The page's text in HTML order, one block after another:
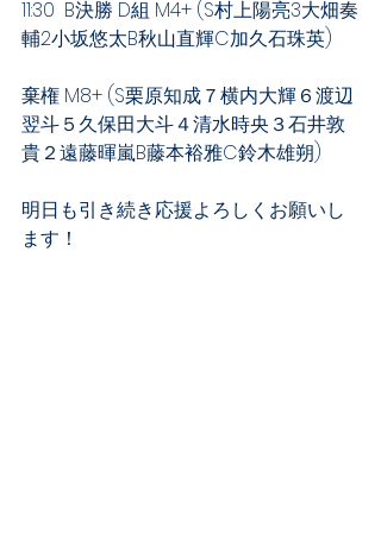
11:30  B決勝 D組 M4+ (S村上陽亮3大畑奏
輔2小坂悠太B秋山直輝C加久石珠英)
棄権 M8+ (S栗原知成７横内大輝６渡辺
翌斗５久保田大斗４清水時央３石井敦
貴２遠藤暉嵐B藤本裕雅C鈴木雄朔)
明日も引き続き応援よろしくお願いし
ます！